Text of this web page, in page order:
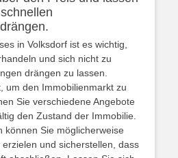
in Volksdorf ist es wichtig,
und sich nicht zu
drängen zu lassen.
um den Immobilienmarkt zu
Sie verschiedene Angebote
den Zustand der Immobilie.
können Sie möglicherweise
und sicherstellen, dass